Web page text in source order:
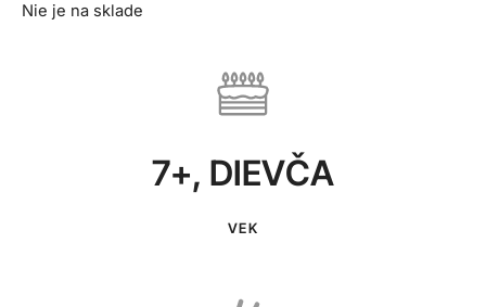
Nie je na sklade
7+, DIEVČA
VEK